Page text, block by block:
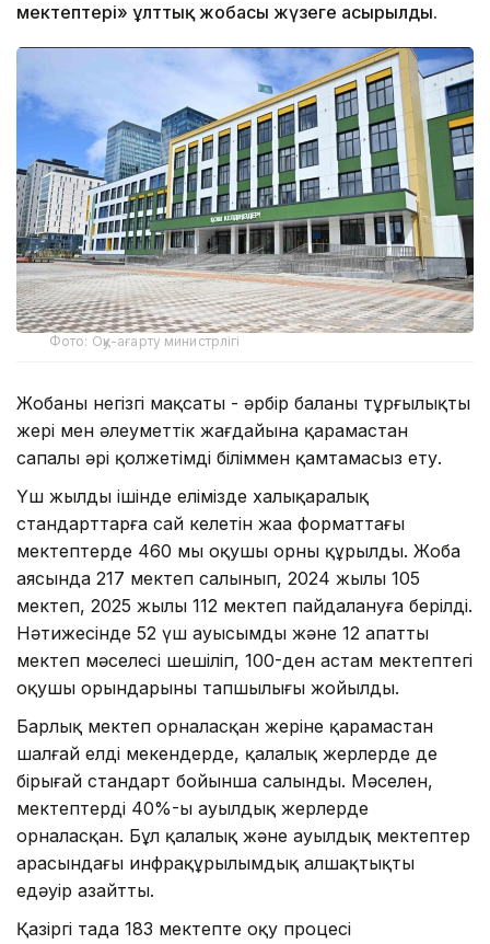
мектептері» ұлттық жобасы жүзеге асырылды.
Фото: Оқу-ағарту министрлігі
Жобаның негізгі мақсаты - әрбір баланы тұрғылықты
жері мен әлеуметтік жағдайына қарамастан
сапалы әрі қолжетімді біліммен қамтамасыз ету.
Үш жылдың ішінде елімізде халықаралық
стандарттарға сай келетін жаңа форматтағы
мектептерде 460 мың оқушы орны құрылды. Жоба
аясында 217 мектеп салынып, 2024 жылы 105
мектеп, 2025 жылы 112 мектеп пайдалануға берілді.
Нәтижесінде 52 үш ауысымды және 12 апатты
мектеп мәселесі шешіліп, 100-ден астам мектептегі
оқушы орындарының тапшылығы жойылды.
Барлық мектеп орналасқан жеріне қарамастан
шалғай елді мекендерде, қалалық жерлерде де
бірыңғай стандарт бойынша салынды. Мәселен,
мектептердің 40%-ы ауылдық жерлерде
орналасқан. Бұл қалалық және ауылдық мектептер
арасындағы инфрақұрылымдық алшақтықты
едәуір азайтты.
Қазіргі таңда 183 мектепте оқу процесі